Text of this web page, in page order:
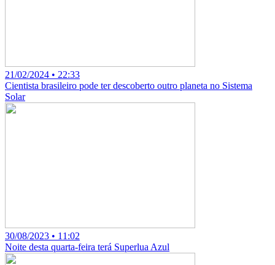
21/02/2024 • 22:33
Cientista brasileiro pode ter descoberto outro planeta no Sistema
Solar
30/08/2023 • 11:02
Noite desta quarta-feira terá Superlua Azul